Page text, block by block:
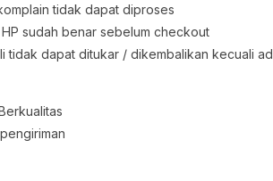
tidak dapat diproses
HP sudah benar sebelum checkout
tidak dapat ditukar / dikembalikan kecuali